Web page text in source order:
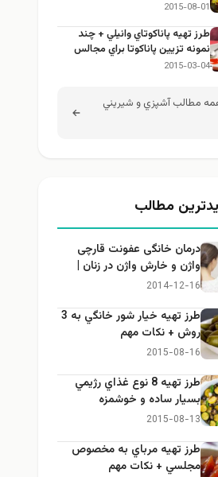
2015-08-01
طرز تهيه پاناكوتاي وانيلي + چند
نمونه تزيين پاناكوتا براي مجالس
2015-03-04
مطالب آشپزي و شيريني
مطالب
درمان خانگی عفونت قارچی
واژن و خارش واژن در زنان |
راهنمای کامل، ایمن و کاربردی
2014-12-16
طرز تهيه خیار شور خانگي به 3
روش + نكات مهم
2015-08-16
طرز تهيه 8 نوع غذاي رژيمي
بسيار ساده و خوشمزه
2015-08-13
طرز تهيه مرباي به مخصوص
مجلسي + نكات مهم